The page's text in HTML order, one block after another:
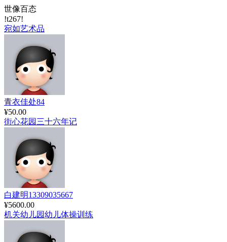
世像百态
!t267!
宛如艺术品
青衣佳处84
¥50.00
街心花园三十六年记
白建明13309035667
¥5600.00
机关幼儿园幼儿体操训练